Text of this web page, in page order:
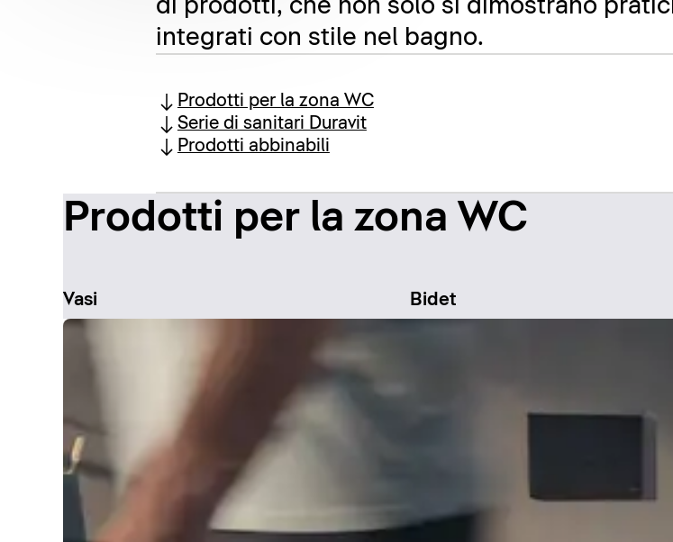
di prodotti, che non solo si dimostrano
integrati con stile nel bagno.
Prodotti per la zona WC
Serie di sanitari Duravit
Prodotti abbinabili
Prodotti per la zona WC
Vasi Bidet